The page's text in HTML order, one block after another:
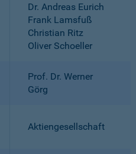
Dr. Andreas Eurich
Frank Lamsfuß
Christian Ritz
Oliver Schoeller
Prof. Dr. Werner
Görg
Aktiengesellschaft